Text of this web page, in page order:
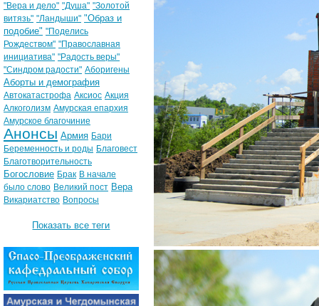
"Вера и дело" "Душа" "Золотой
витязь" "Ландыши" "Образ и
подобие" "Поделись
Рождеством" "Православная
инициатива" "Радость веры"
"Синдром радости" Аборигены
Аборты и демография
Автокатастрофа Аксиос Акция
Алкоголизм Амурская епархия
Амурское благочиние
Анонсы Армия Бари
Беременность и роды Благовест
Благотворительность
Богословие Брак В начале
было слово Великий пост Вера
Викариатство Вопросы
Показать все теги